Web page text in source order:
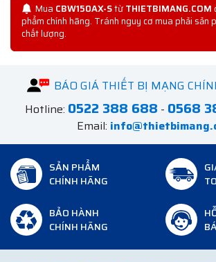
Mua CBW150AX-StừTHIETBIMANG.COM
phẩm chính hãng. Tránh nguy cơ mua phải sản
chất lượng.
BÁO GIÁ THIẾT BỊ MẠNG
Hotline: 0522 388 688 - 0568
Email:
SẢN PHẨM
CHÍNH HÃNG
BẢO HÀNH
CHÍNH HÃNG